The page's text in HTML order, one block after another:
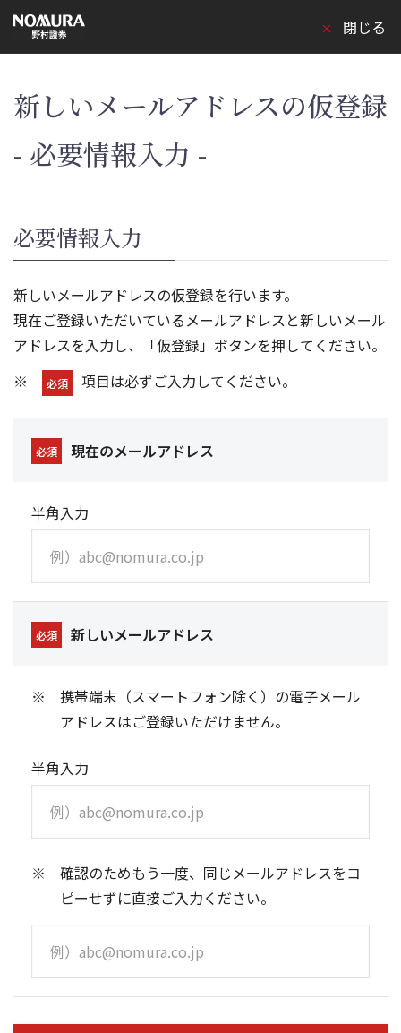
の
ー
閉じる
新しいメールアドレスの仮登録
- 必要情報入力 -
必要情報入力
新しいメールアドレスの仮登録を行います。
現在ご登録いただいているメールアドレスと新しいメール
アドレスを入力し、「仮登録」ボタンを押してください。
必須 項目は必ずご入力してください。
必須 現在のメールアドレス
半角入力
必須 新しいメールアドレス
携帯端末（スマートフォン除く）の電子メール
アドレスはご登録いただけません。
半角入力
確認のためもう一度、同じメールアドレスをコ
ピーせずに直接ご入力ください。